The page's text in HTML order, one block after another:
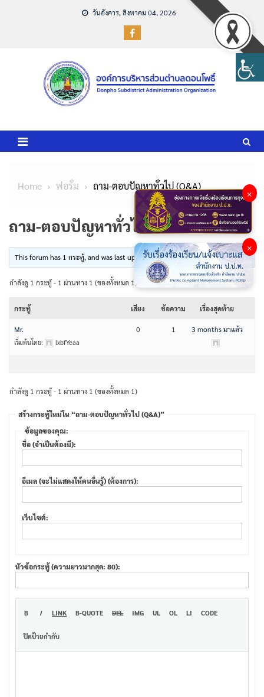
วันอังคาร, สิงหาคม 04, 2026
Home ฟอรั่ม ถาม-ตอบปัญหาทั่วไป (Q&A)
ถาม-ตอบปัญหาทั่วไป (Q&A)
This forum has 1 กระทู้, and was last updated ไม่มีกระทู้ by .
กำลังดู 1 กระทู้ - 1 ผ่านทาง 1 (ของทั้งหมด 1)
กระทู้ เสียง ข้อความ เรื่องสุดท้าย
Mr.
เริ่มต้นโดย: lxbfYeaa
0 1 3 months มาแล้ว
กำลังดู 1 กระทู้ - 1 ผ่านทาง 1 (ของทั้งหมด 1)
สร้างกระทู้ใหม่ใน “ถาม-ตอบปัญหาทั่วไป (Q&A)”
ข้อมูลของคุณ:
ชื่อ (จำเป็นต้องมี):
อีเมล (จะไม่แสดงให้คนอื่นรู้) (ต้องการ):
เว็บไซต์:
หัวข้อกระทู้ (ความยาวมากสุด: 80):
×
×